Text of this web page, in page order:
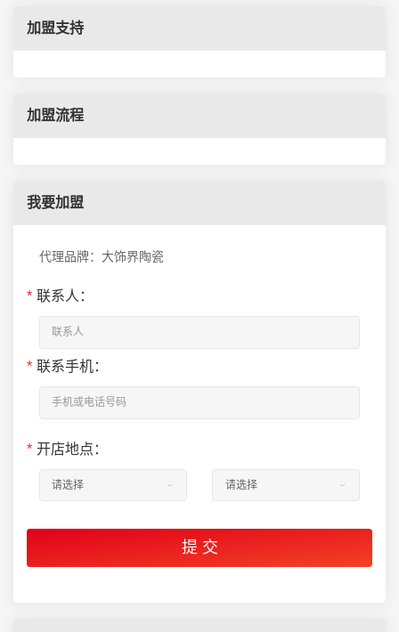
加盟支持
加盟流程
我要加盟
代理品牌：大饰界陶瓷
* 联系人：
* 联系手机：
* 开店地点：